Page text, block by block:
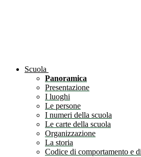
Scuola
Panoramica
Presentazione
I luoghi
Le persone
I numeri della scuola
Le carte della scuola
Organizzazione
La storia
Codice di comportamento e